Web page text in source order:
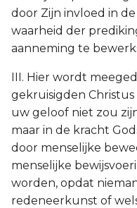
door Zijn invloed in
waarheid der
aanneming te
III. Hier wordt
gekruisigden
uw geloof niet zou
maar in de kracht
door menselijke
menselijke
worden, opdat
redeneerkunst of